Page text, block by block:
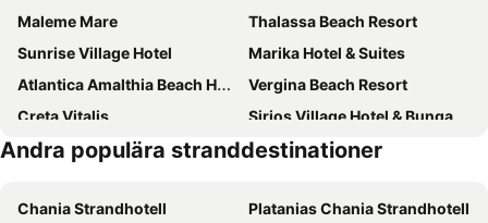
Maleme Mare
Thalassa Beach Resort
Sunrise Village Hotel
Marika Hotel & Suites
Atlantica Amalthia Beach Hotel
Vergina Beach Resort
Creta Vitalis
Sirios Village Hotel & Bungalows
Halepa Hotel
Eleftheria Hotel
The Chania Hotel Crete, Vignette Collection
Dore Boutique Hotel
Andra populära stranddestinationer
Chania Strandhotell
Platanias Chania Strandhotell